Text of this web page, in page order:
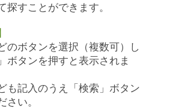
探すことができます。
のボタンを選択（複数可）し
ボタンを押すと表示されま
も記入のうえ「検索」ボタン
さい。